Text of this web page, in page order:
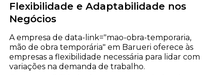
Flexibilidade e Adaptabilidade nos
Negócios
A empresa de data-link="mao-obra-temporaria,
mão de obra temporária" em Barueri oferece às
empresas a flexibilidade necessária para lidar com
variações na demanda de trabalho.